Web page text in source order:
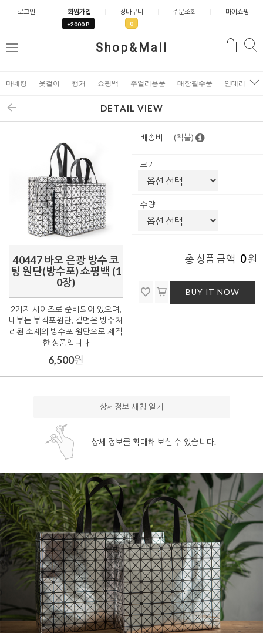
로그인 회원가입
+2000 P
장바구니
0
주문조회 마이쇼핑
Shop&Mall
메
검
마네킹 옷걸이 행거 쇼핑백 주얼리용품 매장필수품 인테리어소
DETAIL VIEW
40447 바오 은광 방수 코
팅 원단(방수포) 쇼핑백 (1
0장)
2가지 사이즈로 준비되어 있으며,
내부는 부직포원단, 겉면은 방수처
리된 소재의 방수포 원단으로 제작
한 상품입니다
6,500원
배송비 (착불)
크기
수량
총 상품 금액 0원
BUY IT NOW
상세정보 새창 열기
상세 정보를 확대해 보실 수 있습니다.